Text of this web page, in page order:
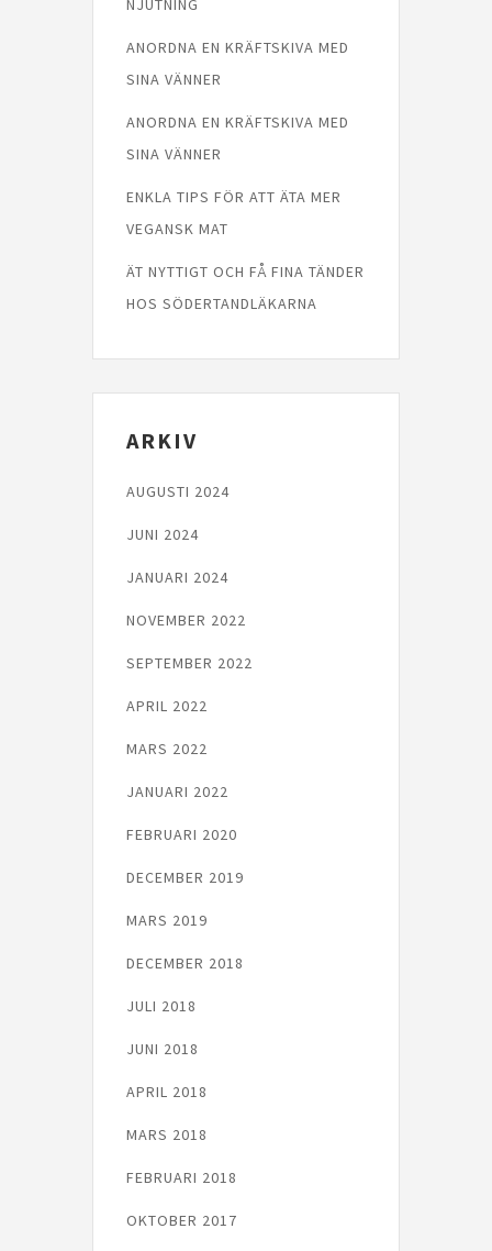
NJUTNING
ANORDNA EN KRÄFTSKIVA MED
SINA VÄNNER
ANORDNA EN KRÄFTSKIVA MED
SINA VÄNNER
ENKLA TIPS FÖR ATT ÄTA MER
VEGANSK MAT
ÄT NYTTIGT OCH FÅ FINA TÄNDER
HOS SÖDERTANDLÄKARNA
ARKIV
AUGUSTI 2024
JUNI 2024
JANUARI 2024
NOVEMBER 2022
SEPTEMBER 2022
APRIL 2022
MARS 2022
JANUARI 2022
FEBRUARI 2020
DECEMBER 2019
MARS 2019
DECEMBER 2018
JULI 2018
JUNI 2018
APRIL 2018
MARS 2018
FEBRUARI 2018
OKTOBER 2017